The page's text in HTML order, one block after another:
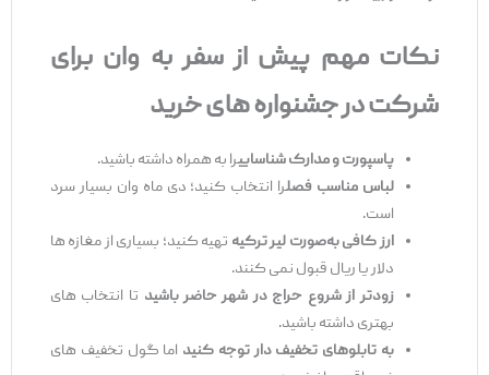
نکات مهم پیش از سفر به وان برای
شرکت در جشنواره‌های خرید
پاسپورت و مدارک شناساییرا به ‌همراه داشته باشید.
لباس مناسب فصلرا انتخاب کنید؛ دی ‌ماه وان بسیار سرد
است.
ارز کافی به‌صورت لیر ترکیهتهیه کنید؛ بسیاری از مغازه ‌ها
دلار یا ریال قبول نمی ‌کنند.
زودتر از شروع حراج در شهر حاضر باشیدتا انتخاب‌ های
بهتری داشته باشید.
به تابلوهای تخفیف‌دار توجه کنیداما گول تخفیف ‌های